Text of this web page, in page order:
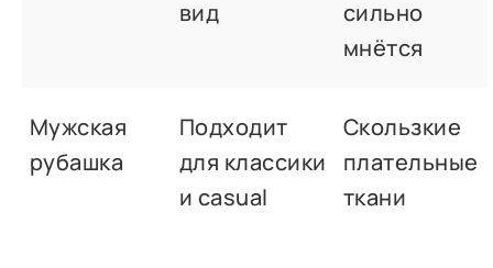
вид
сильно
мнётся
Мужская
рубашка
Подходит
для классики
и casual
Скользкие
плательные
ткани